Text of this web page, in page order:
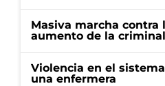
Masiva marcha
aumento de la
Violencia en el
una enfermera